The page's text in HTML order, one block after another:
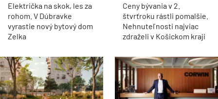
Električka na skok, les za
rohom. V Dúbravke
vyrastie nový bytový dom
Zelka
Ceny bývania v 2.
štvrťroku rástli pomalšie.
Nehnuteľnosti najviac
zdraželi v Košickom kraji